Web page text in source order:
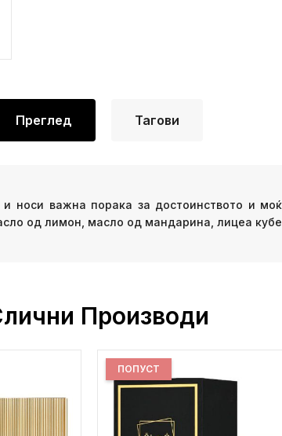
Преглед Тагови
и носи важна порака за достоинството и
од лимон, масло од мандарина, лицеа
Производи
ПОПУСТ